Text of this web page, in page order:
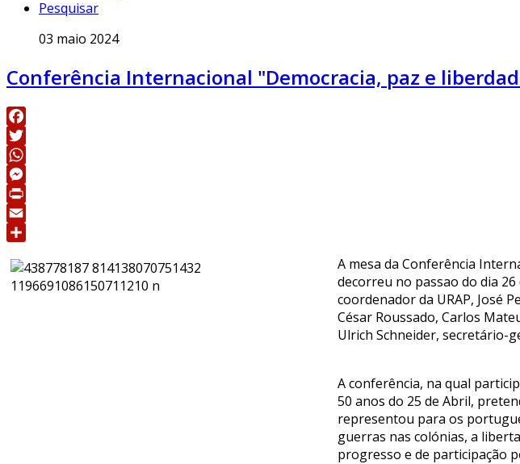
Pesquisar
03 maio 2024
Conferência Internacional "Democracia, paz e
Facebook
Twitter
WhatsApp
Messenger
Print
Email
A mesa da Conferência
decorreu no passao do dia
coordenador da URAP, José
César Roussado, Carlos
Ulrich Schneider, secretário-
A conferência, na qual
50 anos do 25 de Abril,
representou para os
guerras nas colónias, a
progresso e de participação